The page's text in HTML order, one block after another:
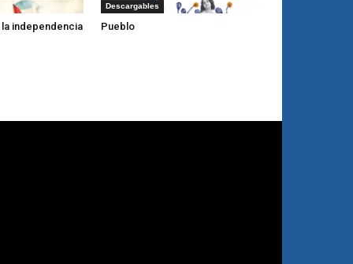
independencia
Descargables
Pueblo